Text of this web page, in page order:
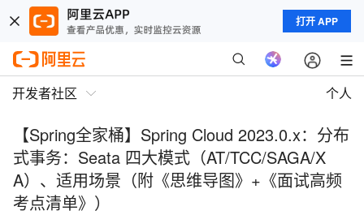
打开 APP
开发者社区 个人
【Spring全家桶】Spring Cloud 2023.0.x：分布
式事务：Seata 四大模式（AT/TCC/SAGA/X
A）、适用场景（附《思维导图》+《面试高频
考点清单》）